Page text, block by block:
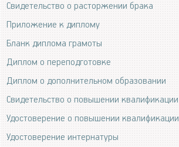
Свидетельство о расторжении брака
Приложение к диплому
Бланк диплома грамоты
Диплом о переподготовке
Диплом о дополнительном образовании
Свидетельство о повышении квалификации
Удостоверение о повышении квалификации
Удостоверение интернатуры